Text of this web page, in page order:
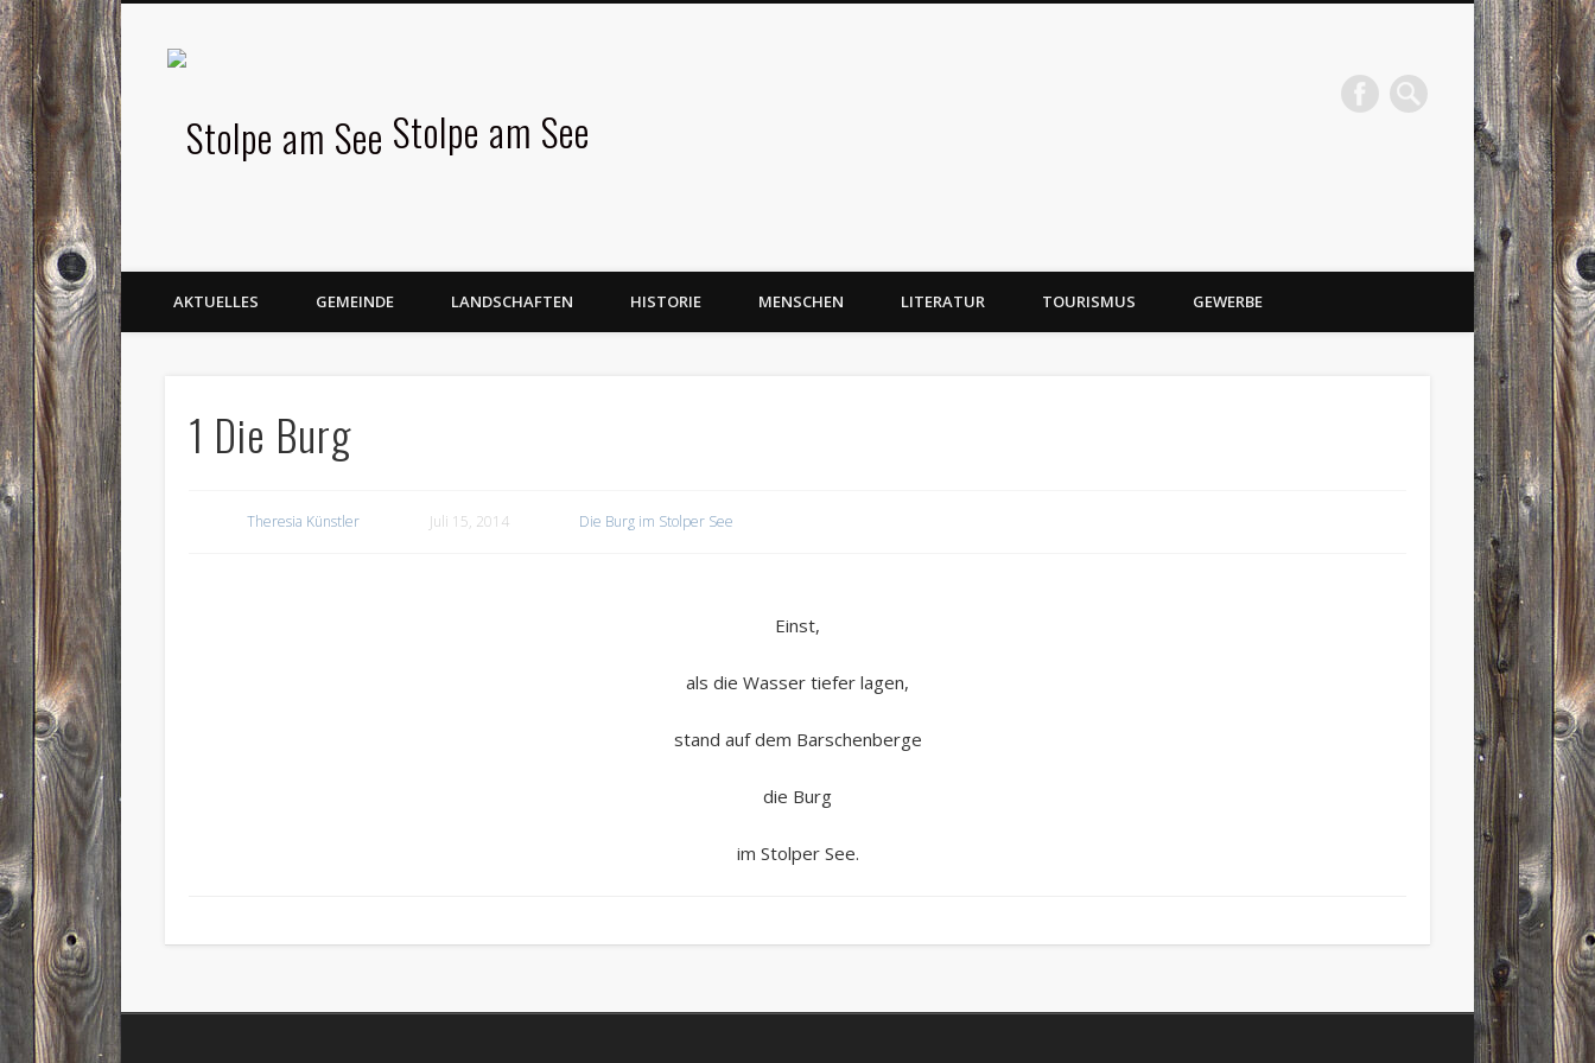
Stolpe am See
AKTUELLES GEMEINDE LANDSCHAFTEN HISTORIE MENSCHEN LITERATUR TOURISMUS GEWERBE
1 Die Burg
Theresia Künstler Juli 15, 2014 Die Burg im Stolper See
Einst,
als die Wasser tiefer lagen,
stand auf dem Barschenberge
die Burg
im Stolper See.